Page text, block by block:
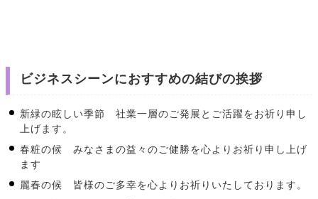
ビジネスシーンにおすすめの結びの挨拶
新緑の眩しい季節 社業一層のご発展とご活躍をお祈り申し
上げます。
春粧の候 みなさまの益々のご健勝を心よりお祈り申し上げ
ます
麗春の候 皆様のご多幸を心よりお祈りいたしております。